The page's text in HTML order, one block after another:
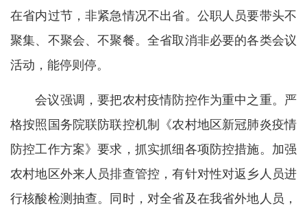
在省内过节，非紧急情况不出省。公职人员要带头不
聚集、不聚会、不聚餐。全省取消非必要的各类会议
活动，能停则停。
会议强调，要把农村疫情防控作为重中之重。严
格按照国务院联防联控机制《农村地区新冠肺炎疫情
防控工作方案》要求，抓实抓细各项防控措施。加强
农村地区外来人员排查管控，有针对性对返乡人员进
行核酸检测抽查。同时，对全省及在我省外地人员，